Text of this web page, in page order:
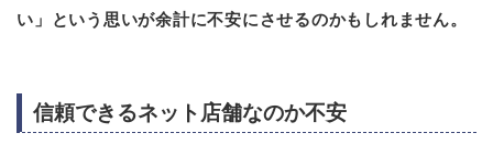
い」という思いが余計に不安にさせるのかもしれません。
信頼できるネット店舗なのか不安